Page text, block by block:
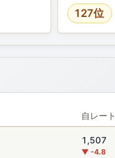
127位
自レート
1,507
▼ -4.8